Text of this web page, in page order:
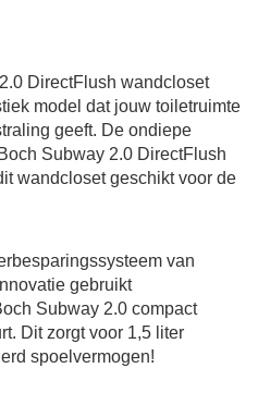
DirectFlush wandcloset
model dat jouw toiletruimte
geeft. De ondiepe
Subway 2.0 DirectFlush
wandcloset geschikt voor de
van
gebruikt
Subway 2.0 compact
Dit zorgt voor 1,5 liter
spoelvermogen!